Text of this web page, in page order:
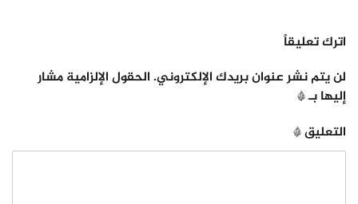
اترك تعليقاً
لن يتم نشر عنوان بريدك الإلكتروني. الحقول الإلزامية مشار
إليها بـ*
التعليق*